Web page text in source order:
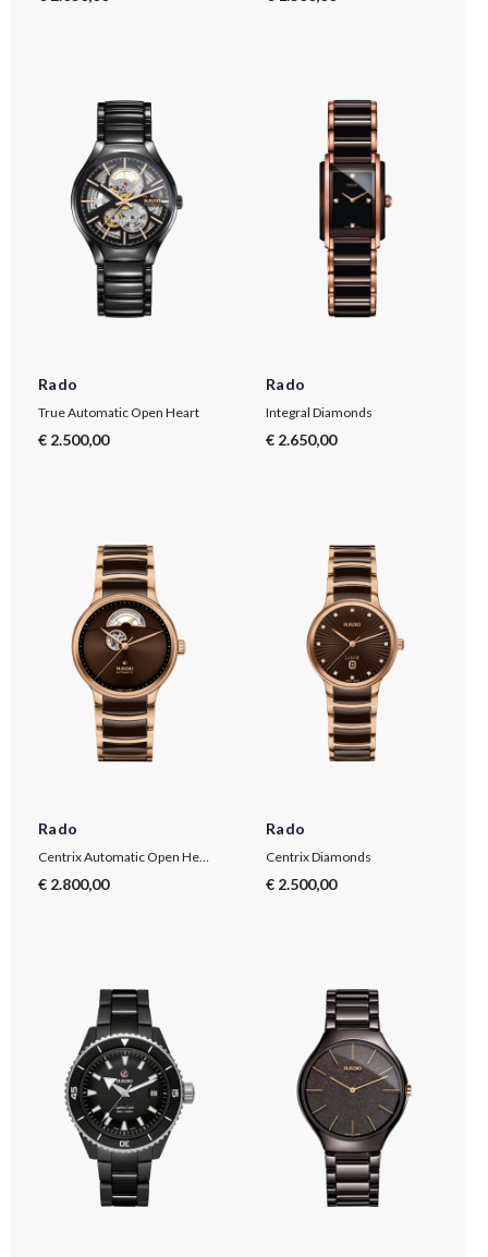
Rado
True Automatic Open Heart
€ 2.500,00
Rado
Integral Diamonds
€ 2.650,00
Rado
€ 2.800,00
Rado
Centrix Diamonds
€ 2.500,00